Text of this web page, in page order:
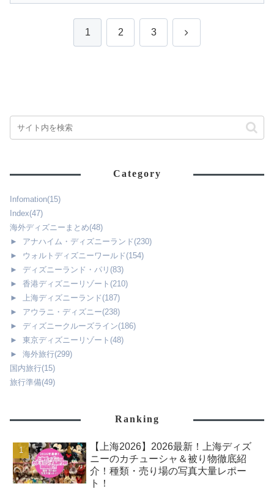
1 2 3 次
Category
Infomation(15)
Index(47)
海外ディズニーまとめ(48)
►
アナハイム・ディズニーランド (230)
►
ウォルトディズニーワールド (154)
►
ディズニーランド・パリ (83)
►
香港ディズニーリゾート (210)
►
上海ディズニーランド (187)
►
アウラニ・ディズニー(238)
►
ディズニークルーズライン(186)
►
東京ディズニーリゾート (48)
►
海外旅行(299)
国内旅行(15)
旅行準備(49)
Ranking
【上海2026】2026最新！上海ディズ
ニーのカチューシャ＆被り物徹底紹
介！種類・売り場の写真大量レポー
ト！